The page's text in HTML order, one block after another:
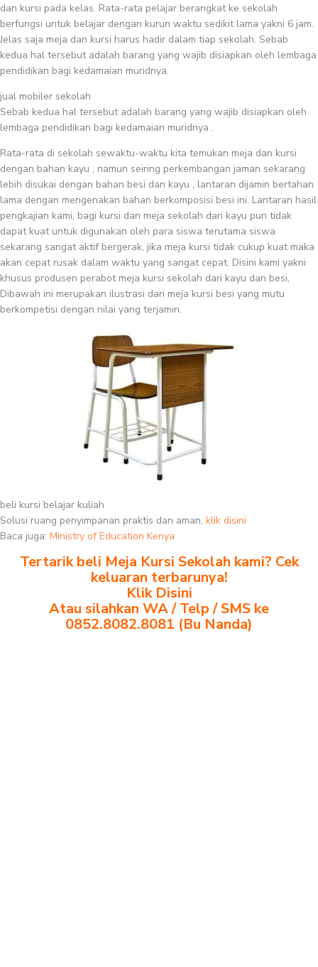
dan kursi pada kelas. Rata-rata pelajar berangkat ke sekolah
berfungsi untuk belajar dengan kurun waktu sedikit lama yakni 6 jam.
Jelas saja meja dan kursi harus hadir dalam tiap sekolah. Sebab
kedua hal tersebut adalah barang yang wajib disiapkan oleh lembaga
pendidikan bagi kedamaian muridnya.
jual mobiler sekolah
Sebab kedua hal tersebut adalah barang yang wajib disiapkan oleh
lembaga pendidikan bagi kedamaian muridnya .
Rata-rata di sekolah sewaktu-waktu kita temukan meja dan kursi
dengan bahan kayu , namun seiring perkembangan jaman sekarang
lebih disukai dengan bahan besi dan kayu , lantaran dijamin bertahan
lama dengan mengenakan bahan berkomposisi besi ini. Lantaran hasil
pengkajian kami, bagi kursi dan meja sekolah dari kayu pun tidak
dapat kuat untuk digunakan oleh para siswa terutama siswa
sekarang sangat aktif bergerak, jika meja kursi tidak cukup kuat maka
akan cepat rusak dalam waktu yang sangat cepat. Disini kami yakni
khusus produsen perabot meja kursi sekolah dari kayu dan besi,
Dibawah ini merupakan ilustrasi dari meja kursi besi yang mutu
berkompetisi dengan nilai yang terjamin.
beli kursi belajar kuliah
Solusi ruang penyimpanan praktis dan aman, klik disini
Baca juga: Ministry of Education Kenya
Tertarik beli Meja Kursi Sekolah kami? Cek
keluaran terbarunya!
Klik Disini
Atau silahkan WA / Telp / SMS ke
0852.8082.8081 (Bu Nanda)